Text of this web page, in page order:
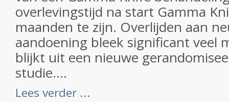
overlevingstijd na start Gamma
maanden te zijn. Overlijden aan
aandoening bleek significant veel
blijkt uit een nieuwe
studie....
Lees verder ...